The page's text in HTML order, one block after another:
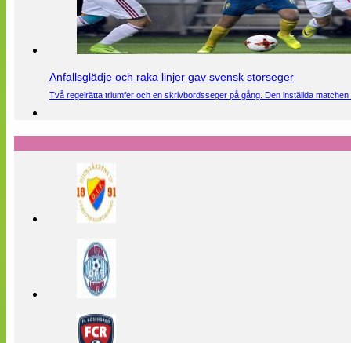
Anfallsglädje och raka linjer gav svensk storseger
Två regelrätta triumfer och en skrivbordsseger på gång. Den inställda